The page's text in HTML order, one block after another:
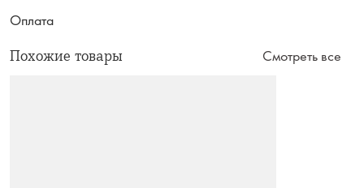
Оплата
Похожие товары Смотреть все